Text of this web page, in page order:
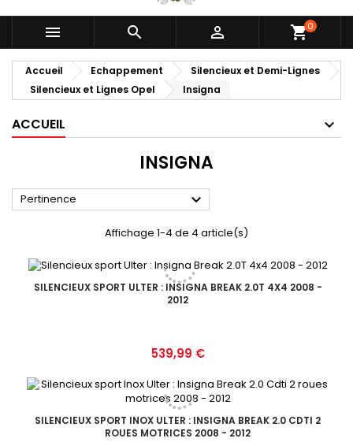
   shopping_cart0
Accueil Echappement
Silencieux et Demi-Lignes
Silencieux et Lignes Opel
Insigna
ACCUEIL
INSIGNA
Pertinence 
Affichage 1-4 de 4 article(s)
SILENCIEUX SPORT ULTER : INSIGNA BREAK 2.0T 4X4 2008 -
2012
Prix
539,99 €
SILENCIEUX SPORT INOX ULTER : INSIGNA BREAK 2.0 CDTI 2
ROUES MOTRICES 2008 - 2012